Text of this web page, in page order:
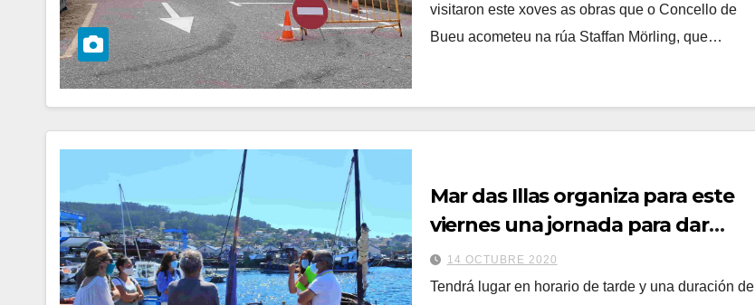
visitaron este xoves as obras que o Concello de
Bueu acometeu na rúa Staffan Mörling, que…
Mar das Illas organiza para este
viernes una jornada para dar
mostrar las actividades de turismo
marinero y pescaturismo
14 OCTUBRE 2020
Tendrá lugar en horario de tarde y una duración de